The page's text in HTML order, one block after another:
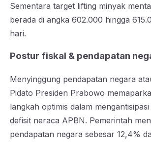
Sementara target lifting minyak
berada di angka 602.000 hingga
hari.
​Postur fiskal & pendapatan
​Menyinggung pendapatan negara
Pidato Presiden Prabowo
langkah optimis dalam
defisit neraca APBN. Pemerintah
pendapatan negara sebesar 12,4%